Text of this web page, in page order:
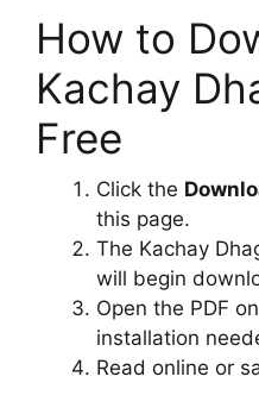
How to
Kachay
Free
Click the
this page.
The Kachay
will begin
Open the PDF
installation
Read online or